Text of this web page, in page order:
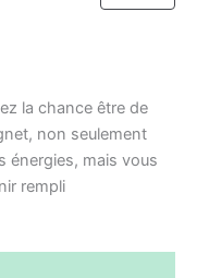
la chance être de
non seulement
énergies, mais vous
rempli